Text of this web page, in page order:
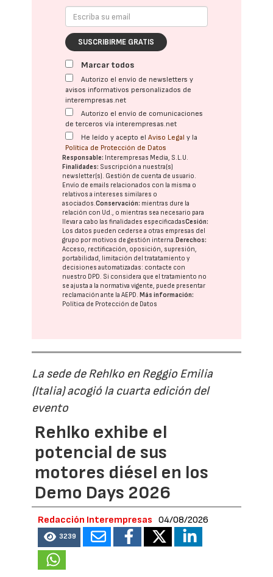
SUSCRIBIRME GRATIS
Marcar todos
Autorizo el envío de newsletters y
avisos informativos personalizados de
interempresas.net
Autorizo el envío de comunicaciones
de terceros vía interempresas.net
He leído y acepto elAviso Legal y la
Política de Protección de Datos
Responsable: Interempresas Media, S.L.U.
Finalidades: Suscripción a nuestra(s)
newsletter(s). Gestión de cuenta de usuario.
Envío de emails relacionados con la misma o
relativos a intereses similares o
asociados.Conservación: mientras dure la
relación con Ud., o mientras sea necesario para
llevar a cabo las finalidades especificadasCesión:
Los datos pueden cederse a otras empresas del
grupo por motivos de gestión interna. Derechos:
Acceso, rectificación, oposición, supresión,
portabilidad, limitación del tratatamiento y
decisiones automatizadas: contacte con
nuestro DPD. Si considera que el tratamiento no
se ajusta a la normativa vigente, puede presentar
reclamación ante laAEPD. Más información:
Política de Protección de Datos
La sede de Rehlko en Reggio Emilia
(Italia) acogió la cuarta edición del
evento
Rehlko exhibe el
potencial de sus
motores diésel en los
Demo Days 2026
Redacción Interempresas 04/08/2026
3239